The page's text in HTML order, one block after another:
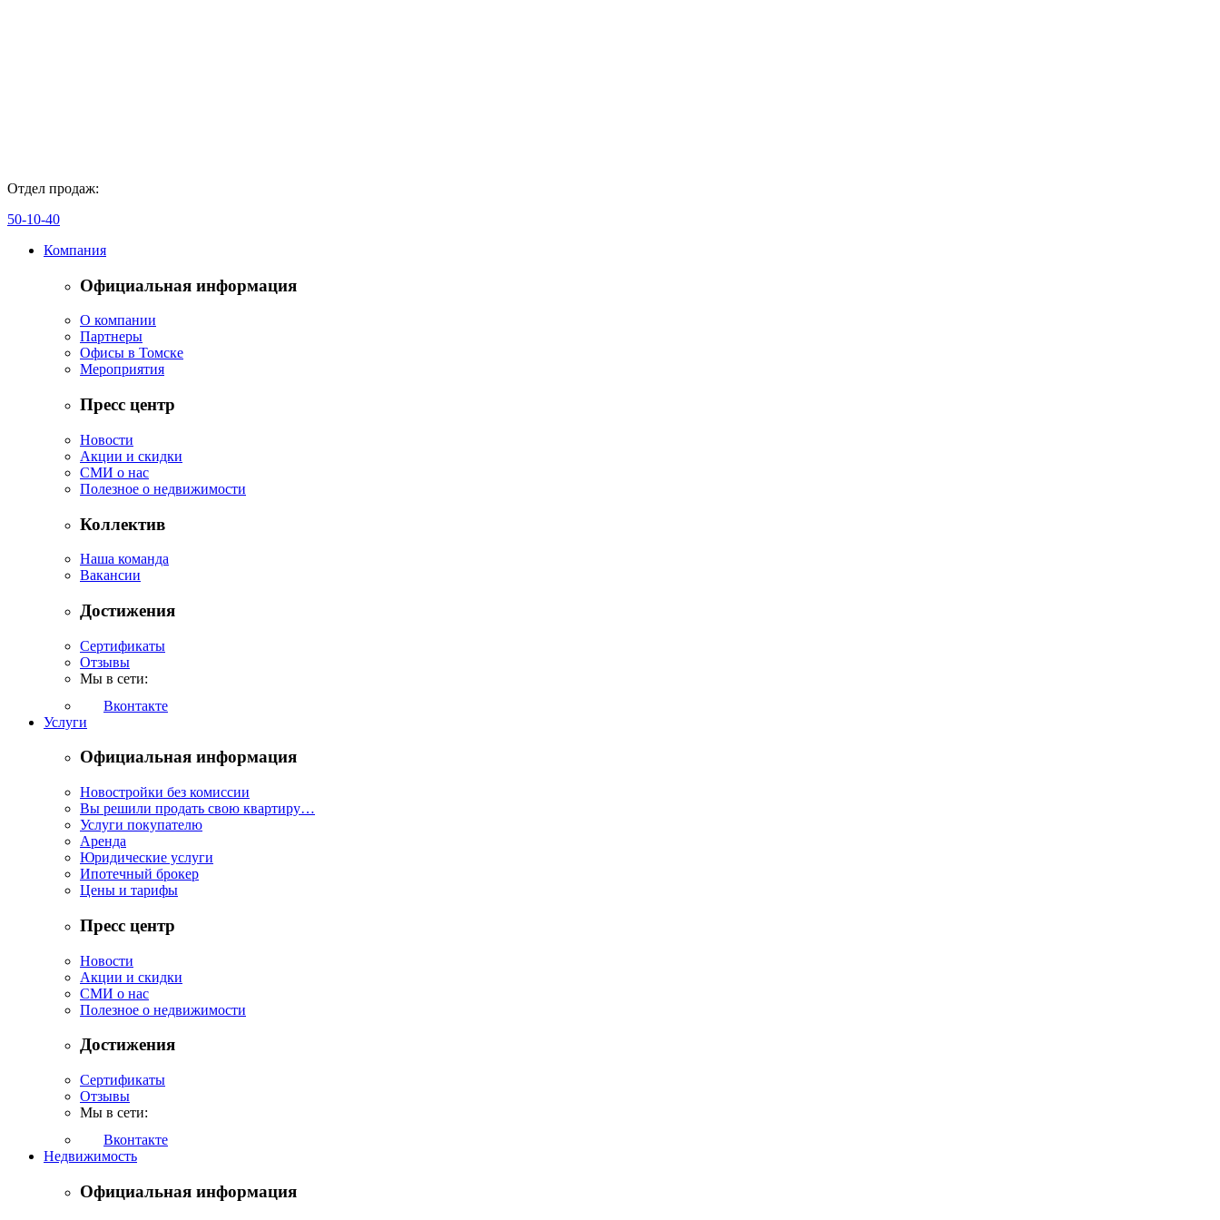
Отдел продаж:
50-10-40
Компания
Официальная информация
О компании
Партнеры
Офисы в Томске
Мероприятия
Пресс центр
Новости
Акции и скидки
СМИ о нас
Полезное о недвижимости
Коллектив
Наша команда
Вакансии
Достижения
Сертификаты
Отзывы
Мы в сети:
Вконтакте
Услуги
Официальная информация
Новостройки без комиссии
Вы решили продать свою квартиру…
Услуги покупателю
Аренда
Юридические услуги
Ипотечный брокер
Цены и тарифы
Пресс центр
Новости
Акции и скидки
СМИ о нас
Полезное о недвижимости
Достижения
Сертификаты
Отзывы
Мы в сети:
Вконтакте
Недвижимость
Официальная информация